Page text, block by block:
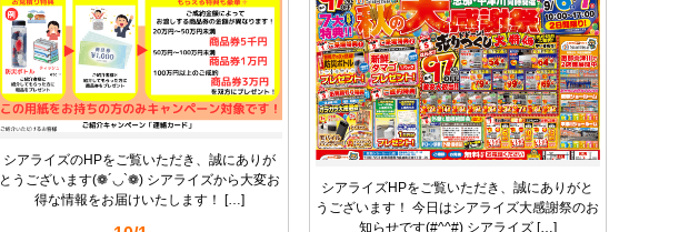
シアライズのHPをご覧いただき、誠にありが
とうございます(❁´◡`❁) シアライズから大変お
得な情報をお届けいたします！ […]
シアライズHPをご覧いただき、誠にありがと
うございます！ 今日はシアライズ大感謝祭のお
知らせです(#^^#) シアライズ […]